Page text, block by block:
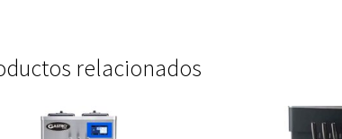
relacionados